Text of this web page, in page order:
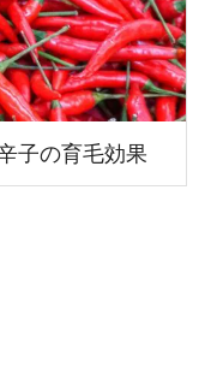
子の育毛効果